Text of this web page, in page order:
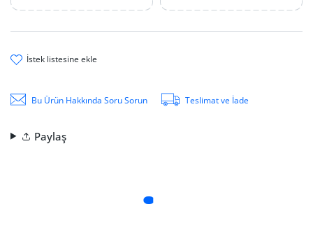
i̇stek li̇stesi̇ne ekle
Bu Ürün Hakkında Soru Sorun Teslimat ve İade
Paylaş